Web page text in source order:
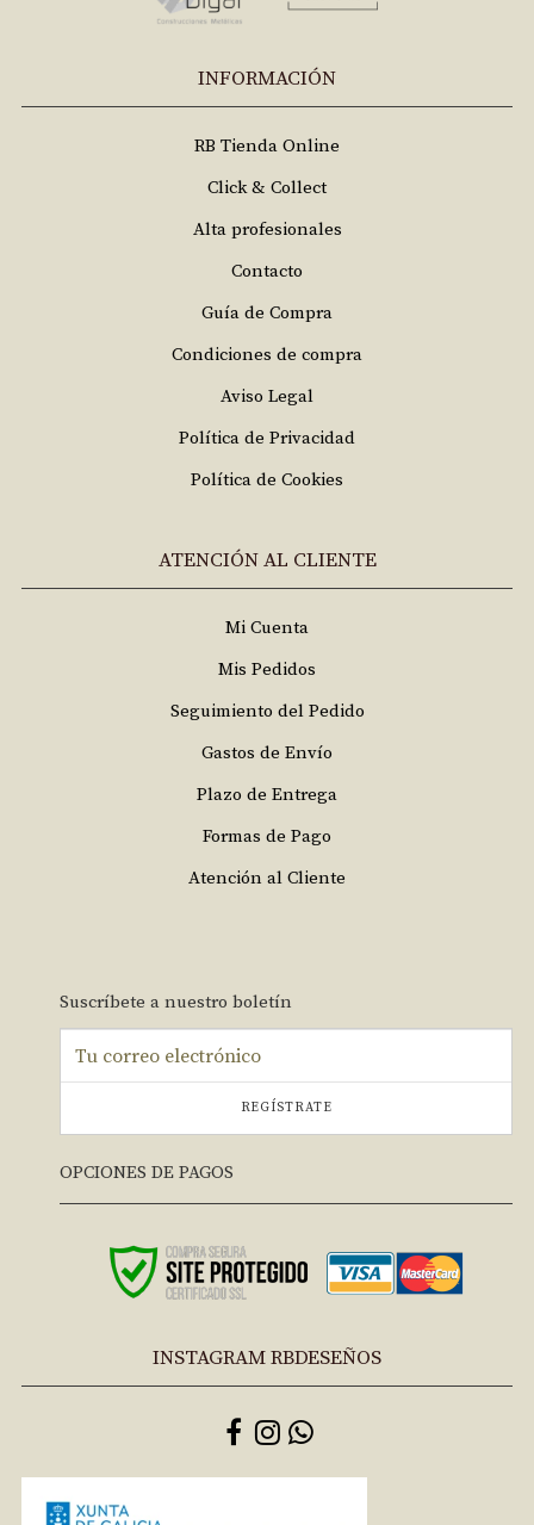
INFORMACIÓN
RB Tienda Online
Click & Collect
Alta profesionales
Contacto
Guía de Compra
Condiciones de compra
Aviso Legal
Política de Privacidad
Política de Cookies
ATENCIÓN AL CLIENTE
Mi Cuenta
Mis Pedidos
Seguimiento del Pedido
Gastos de Envío
Plazo de Entrega
Formas de Pago
Atención al Cliente
Suscríbete a nuestro boletín
REGÍSTRATE
OPCIONES DE PAGOS
INSTAGRAM RBDESEÑOS